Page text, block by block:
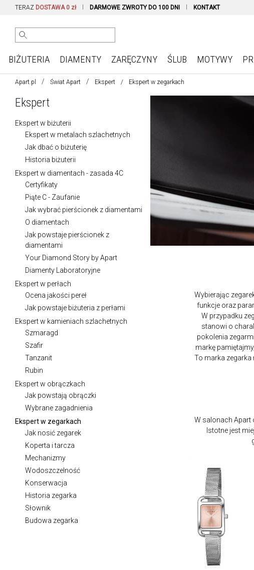
TERAZ DOSTAWA 0 zł DARMOWE ZWROTY DO 100 DNI KONTAKT
BIŻUTERIA DIAMENTY ZARĘCZYNY ŚLUB MOTYWY
Apart.pl Świat Apart Ekspert Ekspert w zegarkach
Ekspert
Ekspert w biżuterii
Ekspert w metalach szlachetnych
Jak dbać o biżuterię
Historia biżuterii
Ekspert w diamentach - zasada 4C
Certyfikaty
Piąte C - Zaufanie
Jak wybrać pierścionek z diamentami
O diamentach
Jak powstaje pierścionek z
diamentami
Your Diamond Story by Apart
Diamenty Laboratoryjne
Ekspert w perłach
Ocena jakości pereł
Jak powstaje biżuteria z perłami
Ekspert w kamieniach szlachetnych
Szmaragd
Szafir
Tanzanit
Rubin
Ekspert w obrączkach
Jak powstają obrączki
Wybrane zagadnienia
Ekspert w zegarkach
Jak nosić zegarek
Koperta i tarcza
Mechanizmy
Wodoszczelność
Konserwacja
Historia zegarka
Słownik
Budowa zegarka
Wybierając
funkcje oraz
W przypadku
stanowi o
pokolenia
markę
To marka
W salonach Apart
Istotne jest